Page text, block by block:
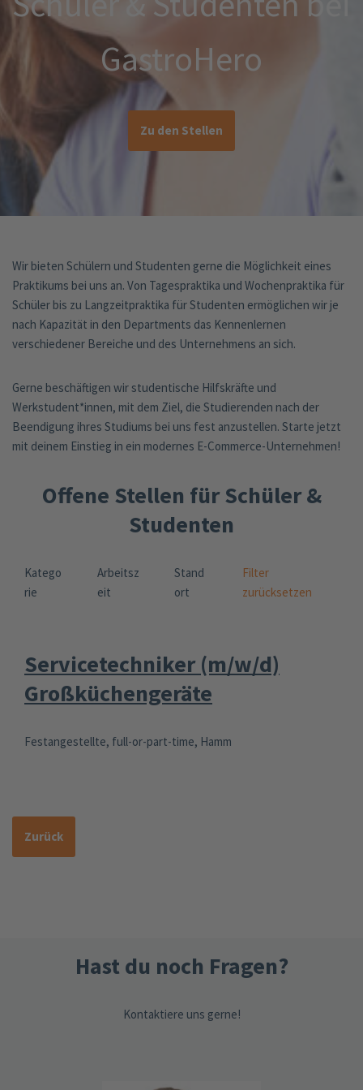
GastroHero
Zu den Stellen
Wir bieten Schülern und Studenten gerne die Möglichkeit eines
Praktikums bei uns an. Von Tagespraktika und Wochenpraktika für
Schüler bis zu Langzeitpraktika für Studenten ermöglichen wir je
nach Kapazität in den Departments das Kennenlernen
verschiedener Bereiche und des Unternehmens an sich.
Gerne beschäftigen wir studentische Hilfskräfte und
Werkstudent*innen, mit dem Ziel, die Studierenden nach der
Beendigung ihres Studiums bei uns fest anzustellen. Starte jetzt
mit deinem Einstieg in ein modernes E-Commerce-Unternehmen!
Offene Stellen für Schüler &
Studenten
Katego
rie
Arbeitsz
eit
Stand
ort
Filter
zurücksetzen
Servicetechniker (m/w/d)
Großküchengeräte
Festangestellte, full-or-part-time, Hamm
Zurück
Hast du noch Fragen?
Kontaktiere uns gerne!